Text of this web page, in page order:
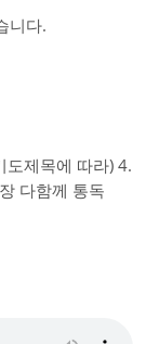
니다.
도제목에 따라) 4.
다함께 통독